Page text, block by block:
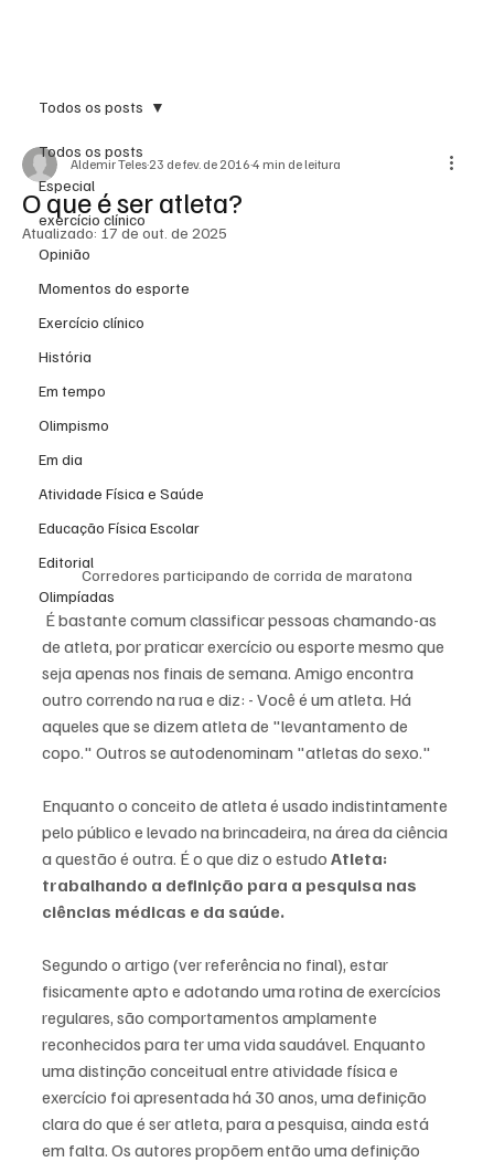
Todos os posts
Especial
exercício clínico
Opinião
Momentos do esporte
Exercício clínico
História
Em tempo
Olimpismo
Em dia
Atividade Física e Saúde
Educação Física Escolar
Editorial
Olimpíadas
Todos os posts
O que é ser atleta?
Aldemir Teles 23 de fev. de 2016 4 min de leitura
Atualizado: 17 de out. de 2025
Corredores participando de corrida de maratona
de atleta, por praticar exercício ou esporte mesmo que
seja apenas nos finais de semana. Amigo encontra
outro correndo na rua e diz: - Você é um atleta. Há
aqueles que se dizem atleta de "levantamento de
copo." Outros se autodenominam "atletas do sexo."
Enquanto o conceito de atleta é usado indistintamente
pelo público e levado na brincadeira, na área da ciência
a questão é outra. É o que diz o estudo Atleta:
trabalhando a definição para a pesquisa nas
ciências médicas e da saúde.
Segundo o artigo (ver referência no final), estar
fisicamente apto e adotando uma rotina de exercícios
regulares, são comportamentos amplamente
reconhecidos para ter uma vida saudável. Enquanto
uma distinção conceitual entre atividade física e
exercício foi apresentada há 30 anos, uma definição
clara do que é ser atleta, para a pesquisa, ainda está
em falta. Os autores propõem então uma definição